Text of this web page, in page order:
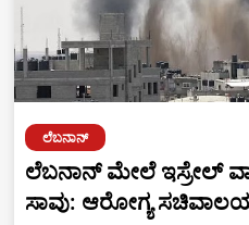
ಲೆಬನಾನ್
ಲೆಬನಾನ್ ಮೇಲೆ ಇಸ್ರೇಲ್‌
ಸಾವು: ಆರೋಗ್ಯ